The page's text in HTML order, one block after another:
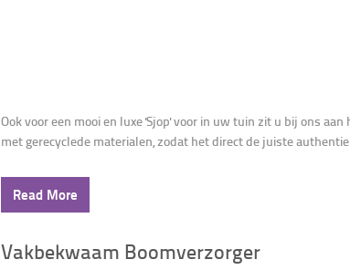
Ook voor een mooi en luxe 'Sjop' voor in uw tuin zit u bij ons
met gerecyclede materialen, zodat het direct de juiste
Read More
Vakbekwaam Boomverzorger